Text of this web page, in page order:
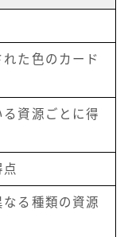
た色のカード
資源ごとに得
る種類の資源